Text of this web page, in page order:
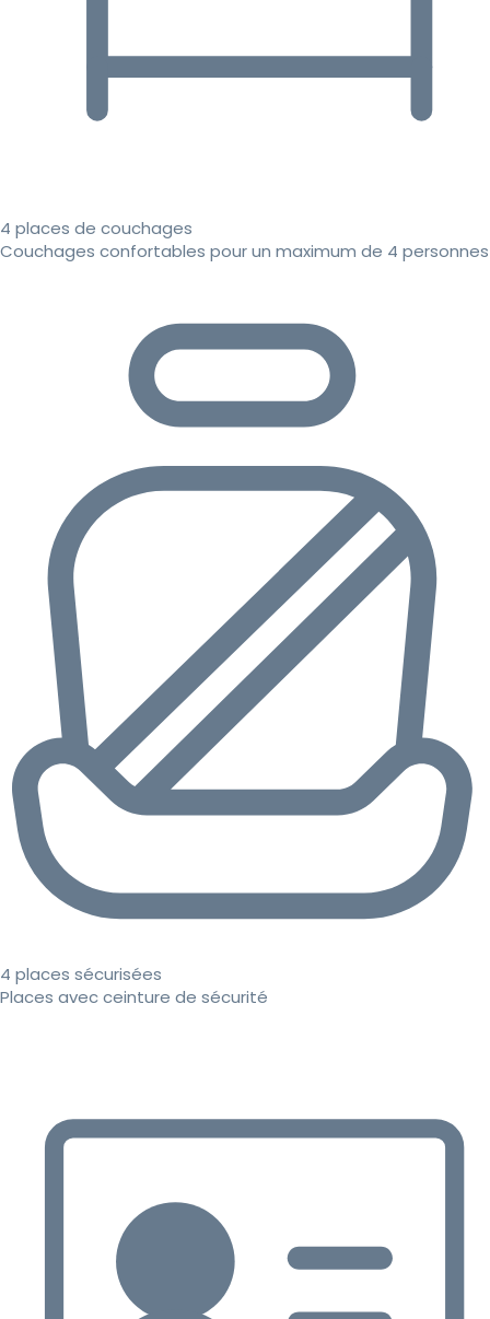
4 places de couchages
Couchages confortables pour un maximum de 4 personnes
4 places sécurisées
Places avec ceinture de sécurité